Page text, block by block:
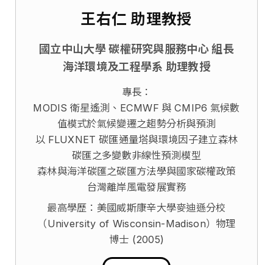
王右仁 助理教授
國立中山大學 碳權研究與服務中心 組長
海洋環境及工程學系 助理教授
專長：
MODIS 衛星遙測、ECMWF 與 CMIP6 氣候數
值模式於氣候變遷之趨勢分析與預測
以 FLUXNET 碳匯通量塔與環境因子建立森林
碳匯之多變數非線性預測模型
森林與海洋碳匯之碳匯方法學與國家碳權政策
台灣離岸風電發展實務
最高學歷：美國威斯康辛大學麥迪遜分校
（University of Wisconsin-Madison）物理
博士 (2005)